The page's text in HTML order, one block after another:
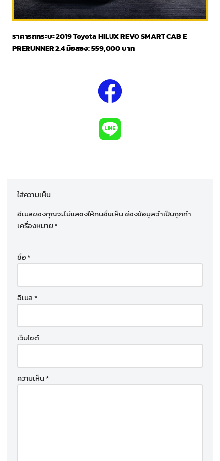
ราคารถกระบะ 2019 Toyota HILUX REVO SMART CAB E
PRERUNNER 2.4 มือสอง: 559,000 บาท
ใส่ความเห็น
อีเมลของคุณจะไม่แสดงให้คนอื่นเห็นช่องข้อมูลจำเป็นถูกทำ
เครื่องหมาย*
ชื่อ*
อีเมล*
เว็บไซต์
ความเห็น*